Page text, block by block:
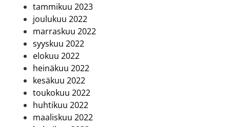
tammikuu 2023
joulukuu 2022
marraskuu 2022
syyskuu 2022
elokuu 2022
heinäkuu 2022
kesäkuu 2022
toukokuu 2022
huhtikuu 2022
maaliskuu 2022